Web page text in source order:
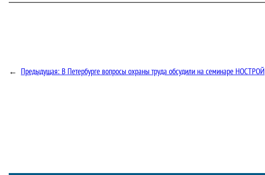
← Предыдущая: В Петербурге вопросы охраны труда обсудили на семинаре НОСТРОЙ